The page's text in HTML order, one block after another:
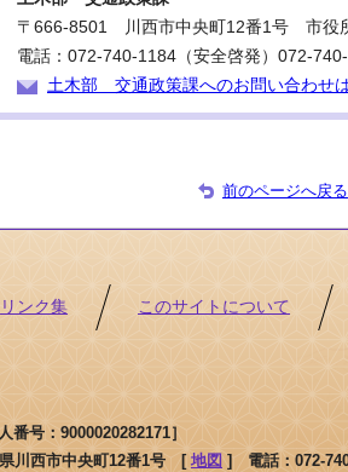
〒666-8501 川西市中央町12番1号 市役
電話：072-740-1184（安全啓発）072-740-
土木部 交通政策課へのお問い合わせ
前のページへ戻る
リンク集 このサイトについて
号：9000020282171］
川西市中央町12番1号 [地図 ]電話：072-